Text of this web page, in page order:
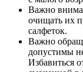
Важно
очищать их
салфеток.
Важно
допустимы
Избавиться